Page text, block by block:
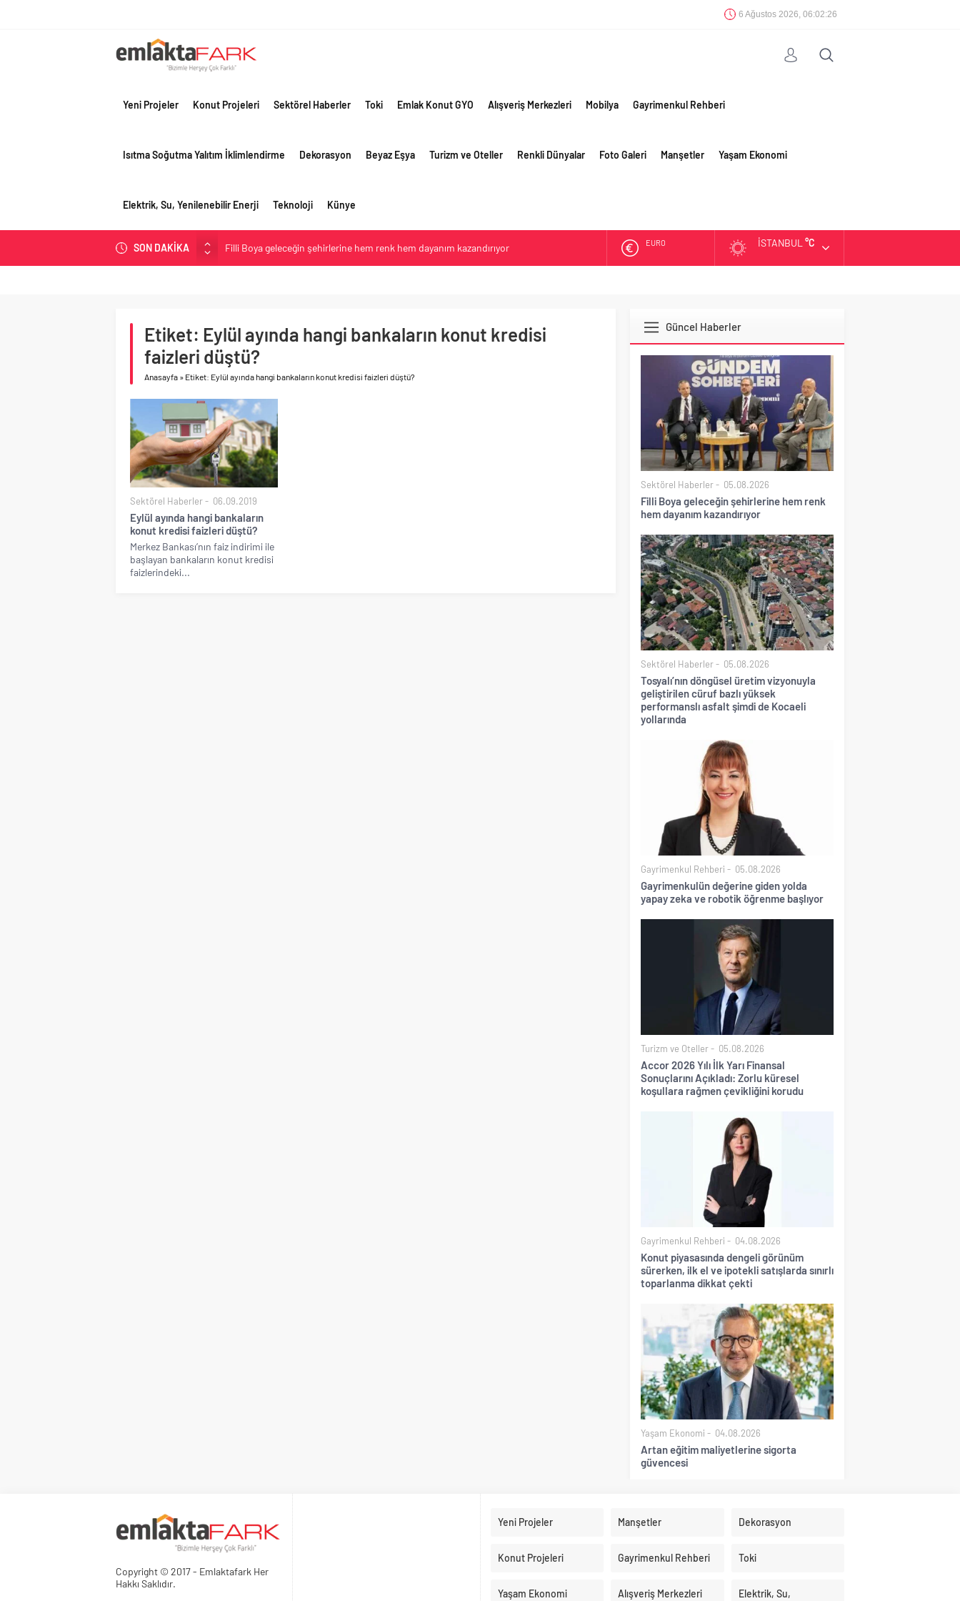
6 Ağustos 2026, 06:02:27
Yeni Projeler Konut Projeleri Sektörel Haberler Toki Emlak Konut GYO Alışveriş Merkezleri Mobilya Gayrimenkul Rehberi
Isıtma Soğutma Yalıtım İklimlendirme Dekorasyon Beyaz Eşya Turizm ve Oteller Renkli Dünyalar Foto Galeri Manşetler Yaşam Ekonomi
Elektrik, Su, Yenilenebilir Enerji Teknoloji Künye
SON DAKİKA
Filli Boya geleceğin şehirlerine hem renk hem dayanım kazandırıyor
Tosyalı’nın döngüsel üretim vizyonuyla geliştirilen cüruf bazlı yüksek performanslı
asfalt şimdi de Kocaeli yollarında
Çimsa, yılın ilk yarısında satış gelirlerini 25,4 milyar TL olarak gerçekleştirdi
EURO İSTANBUL °C
Etiket: Eylül ayında hangi bankaların konut kredisi
faizleri düştü?
Anasayfa » Etiket: Eylül ayında hangi bankaların konut kredisi faizleri düştü?
Sektörel Haberler 06.09.2019
Eylül ayında hangi bankaların
konut kredisi faizleri düştü?
Merkez Bankası’nın faiz indirimi ile
başlayan bankaların konut kredisi
faizlerindeki...
Güncel Haberler
Sektörel Haberler 05.08.2026
Filli Boya geleceğin şehirlerine hem renk
hem dayanım kazandırıyor
Sektörel Haberler 05.08.2026
Tosyalı’nın döngüsel üretim vizyonuyla
geliştirilen cüruf bazlı yüksek
performanslı asfalt şimdi de Kocaeli
yollarında
Gayrimenkul Rehberi 05.08.2026
Gayrimenkulün değerine giden yolda
yapay zeka ve robotik öğrenme başlıyor
Turizm ve Oteller 05.08.2026
Accor 2026 Yılı İlk Yarı Finansal
Sonuçlarını Açıkladı: Zorlu küresel
koşullara rağmen çevikliğini korudu
Gayrimenkul Rehberi 04.08.2026
Konut piyasasında dengeli görünüm
sürerken, ilk el ve ipotekli satışlarda sınırlı
toparlanma dikkat çekti
Yaşam Ekonomi 04.08.2026
Artan eğitim maliyetlerine sigorta
güvencesi
Copyright © 2017 - Emlaktafark Her
Hakkı Saklıdır.
Yeni Projeler Manşetler Dekorasyon
Konut Projeleri Gayrimenkul Rehberi Toki
Yaşam Ekonomi Alışveriş Merkezleri Elektrik, Su,